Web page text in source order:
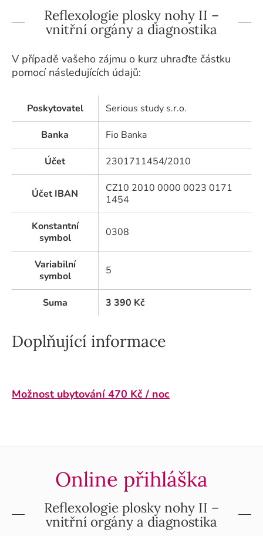
Reflexologie plosky nohy II –
vnitřní orgány a diagnostika
V případě vašeho zájmu o kurz uhraďte částku
pomocí následujících údajů:
Poskytovatel Serious study s.r.o.
Banka Fio Banka
Účet 2301711454/2010
Účet IBAN
CZ10 2010 0000 0023 0171
1454
Konstantní
symbol
0308
Variabilní
symbol
5
Suma 3 390 Kč
Doplňující informace
Možnost ubytování 470 Kč / noc
Online přihláška
Reflexologie plosky nohy II –
vnitřní orgány a diagnostika